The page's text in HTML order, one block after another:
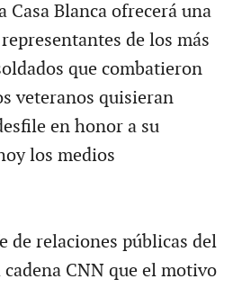
Casa Blanca ofrecerá una
de los más
que combatieron
veteranos quisieran
en honor a su
los medios
de relaciones públicas del
CNN que el motivo